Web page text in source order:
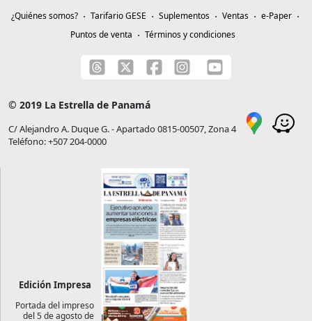
¿Quiénes somos? Tarifario GESE Suplementos Ventas
e-Paper
Puntos de venta
Términos y condiciones
© 2019 La Estrella de Panamá
C/ Alejandro A. Duque G. - Apartado 0815-00507, Zona 4
Teléfono: +507 204-0000
Edición Impresa
Portada del impreso
del 5 de agosto de